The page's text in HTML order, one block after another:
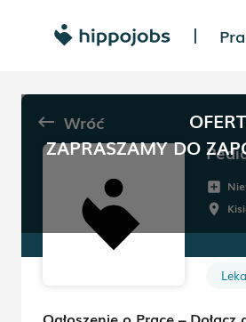
|
ZAPRASZAMY DO
keyboard_backspace Wróć
add_box
room